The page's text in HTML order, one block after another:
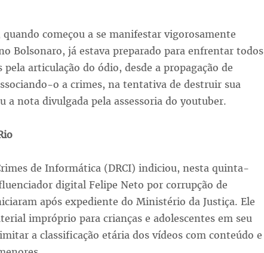
começou a se manifestar vigorosamente
Bolsonaro, já estava preparado para enfrentar todos
articulação do ódio, desde a propagação de
o a crimes, na tentativa de destruir sua
a nota divulgada pela assessoria do youtuber.
de Informática (DRCI) indiciou, nesta quinta-
digital Felipe Neto por corrupção de
após expediente do Ministério da Justiça. Ele
impróprio para crianças e adolescentes em seu
a classificação etária dos vídeos com conteúdo e